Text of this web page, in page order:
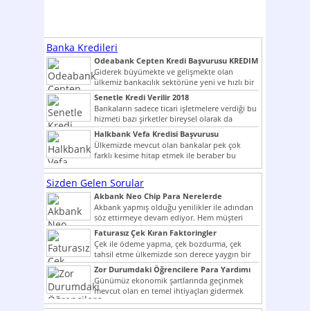
Banka Kredileri
Odeabank Cepten Kredi Başvurusu KREDIM
8444
Giderek büyümekte ve gelişmekte olan
ülkemiz bankacılık sektörüne yeni ve hızlı bir
giriş yapmış olan...
Senetle Kredi Verilir 2018
Bankaların sadece ticari işletmelere verdiği bu
hizmeti bazı şirketler bireysel olarak da
vermektedir. Senetle kredi...
Halkbank Vefa Kredisi Başvurusu
Ülkemizde mevcut olan bankalar pek çok
farklı kesime hitap etmek ile beraber bu
noktada son...
Sizden Gelen Sorular
Akbank Neo Chip Para Nerelerde
Kullanılır?
Akbank yapmış olduğu yenilikler ile adından
söz ettirmeye devam ediyor. Hem müşteri
potansiyelini arttırmak hem...
Faturasız Çek Kıran Faktoringler
Çek ile ödeme yapma, çek bozdurma, çek
tahsil etme ülkemizde son derece yaygın bir
şekilde...
Zor Durumdaki Öğrencilere Para Yardımı
Günümüz ekonomik şartlarında geçinmek
mevcut olan en temel ihtiyaçları gidermek
dahi son derece zor olmak...